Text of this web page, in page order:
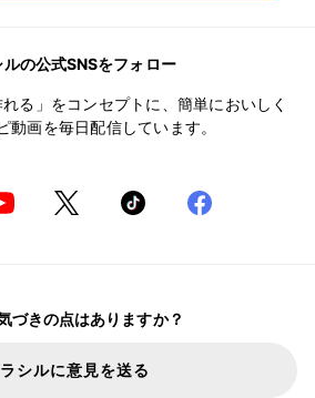
ルの公式SNSをフォロー
れる」をコンセプトに、簡単においしく
動画を毎日配信しています。
づきの点はありますか？
シルに意見を送る